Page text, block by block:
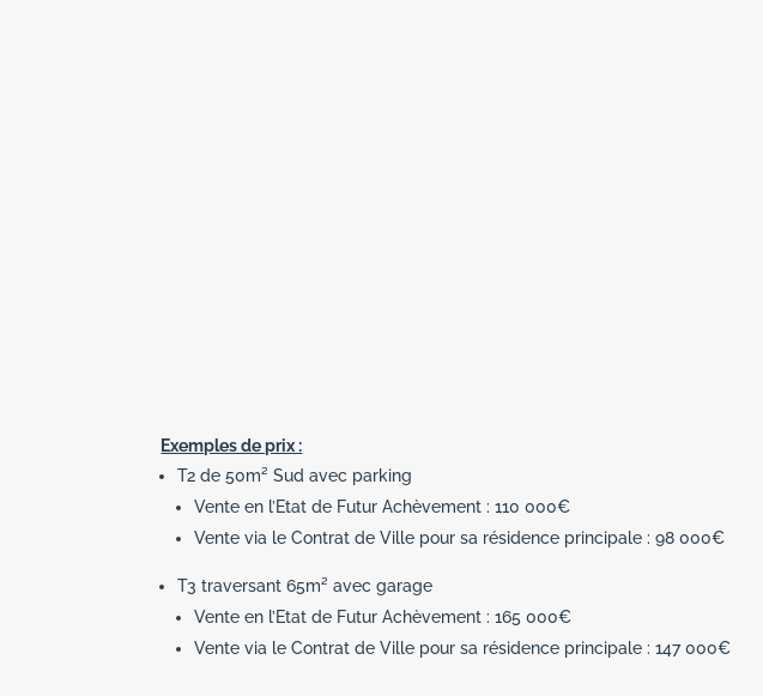
Exemples de prix :
T2 de 50m² Sud avec parking
Vente en l’Etat de Futur Achèvement : 110 000€
Vente via le Contrat de Ville pour sa résidence principale : 98 000€
T3 traversant 65m² avec garage
Vente en l’Etat de Futur Achèvement : 165 000€
Vente via le Contrat de Ville pour sa résidence principale : 147 000€